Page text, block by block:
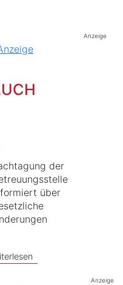
Anzeige
der
über
Anzeige